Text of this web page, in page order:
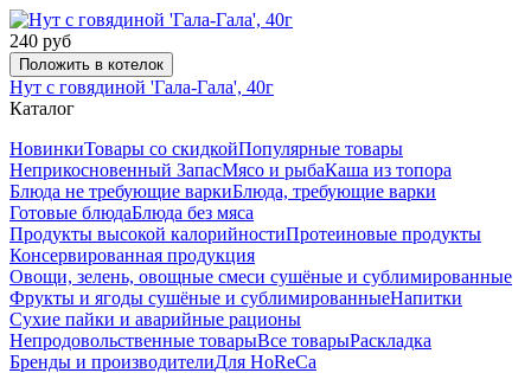
240 руб
Положить в котелок
Нут с говядиной 'Гала-Гала', 40г
Каталог
НовинкиТовары со скидкойПопулярные товары
Неприкосновенный ЗапасМясо и рыбаКаша из топора
Блюда не требующие варкиБлюда, требующие варки
Готовые блюдаБлюда без мяса
Продукты высокой калорийностиПротеиновые продукты
Консервированная продукция
Овощи, зелень, овощные смеси сушёные и сублимированные
Фрукты и ягоды сушёные и сублимированныеНапитки
Сухие пайки и аварийные рационы
Непродовольственные товарыВсе товарыРаскладка
Бренды и производителиДля HoReCa